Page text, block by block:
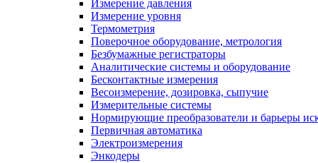
Измерение давления
Измерение уровня
Термометрия
Поверочное оборудование, метрология
Безбумажные регистраторы
Аналитические системы и оборудование
Бесконтактные измерения
Весоизмерение, дозировка, сыпучие
Измерительные системы
Нормирующие преобразователи и барьеры
Первичная автоматика
Электроизмерения
Энкодеры